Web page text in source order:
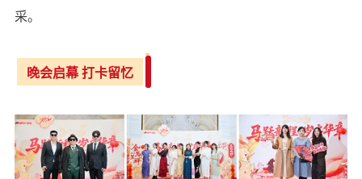
采。
晚会启幕 打卡留忆